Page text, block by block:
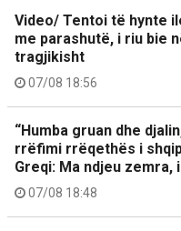
Video/ Tentoi të hynte
me parashutë, i riu bie
tragjikisht
07/08 18:56
“Humba gruan dhe
rrëfimi rrëqethës i
Greqi: Ma ndjeu
07/08 18:48